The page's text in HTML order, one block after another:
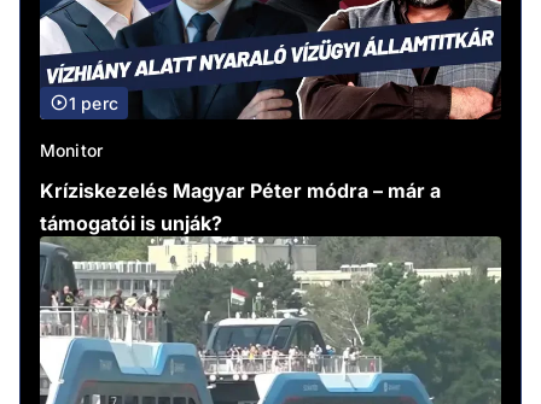
1 perc
Monitor
Kríziskezelés Magyar Péter módra – már a
támogatói is unják?